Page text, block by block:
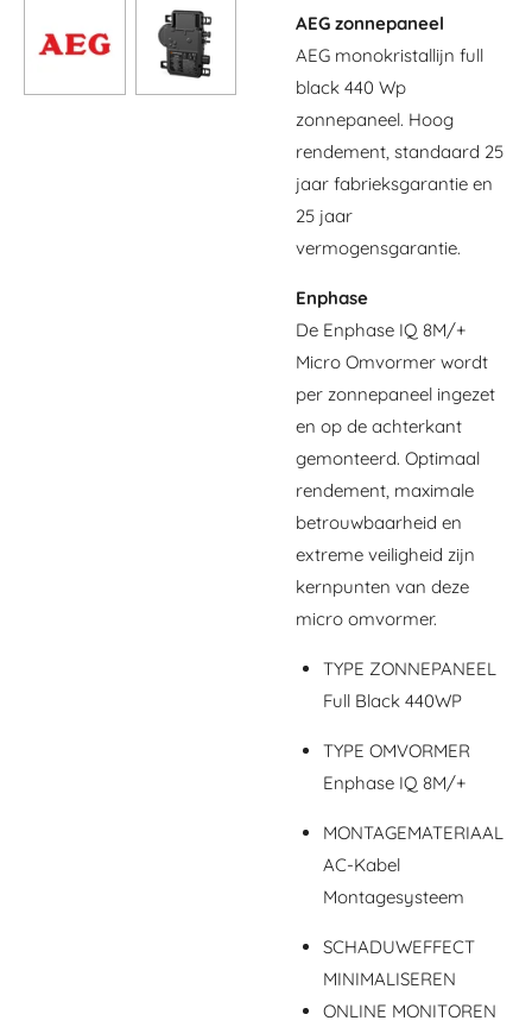
AEG zonnepaneel
AEG monokristallijn full
black 440 Wp
zonnepaneel. Hoog
rendement, standaard 25
jaar fabrieksgarantie en
25 jaar
vermogensgarantie.
Enphase
De Enphase IQ 8M/+
Micro Omvormer wordt
per zonnepaneel ingezet
en op de achterkant
gemonteerd. Optimaal
rendement, maximale
betrouwbaarheid en
extreme veiligheid zijn
kernpunten van deze
micro omvormer.
TYPE ZONNEPANEEL
Full Black 440WP
TYPE OMVORMER
Enphase IQ 8M/+
MONTAGEMATERIAAL
AC-Kabel
Montagesysteem
SCHADUWEFFECT
MINIMALISEREN
ONLINE MONITOREN